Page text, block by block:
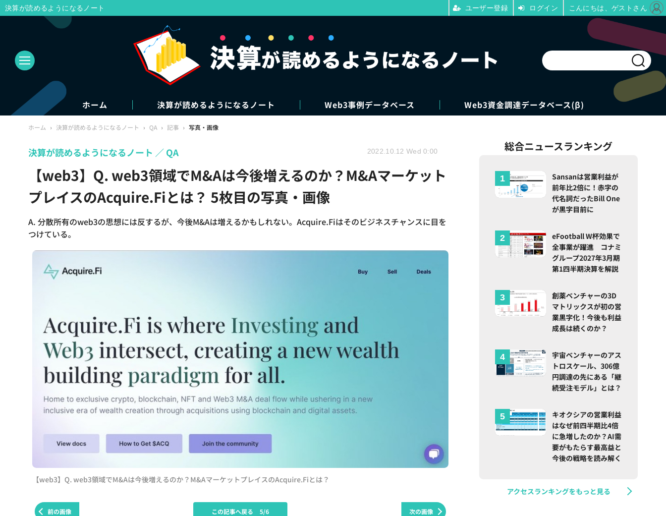
ホーム 決算が読めるようになるノート Web3事例データベース Web3資金調達データベース(β)
ホーム › 決算が読めるようになるノート › QA › 記事 › 写真・画像
【web3】Q. web3領域でM&Aは今後増えるのか？M&Aマーケット
プレイスのAcquire.Fiとは？ 5枚目の写真・画像
A. 分散所有のweb3の思想には反するが、今後M&Aは増えるかもしれない。Acquire.Fiはそのビジネスチャンスに目を
つけている。
決算が読めるようになるノート QA 2022.10.12 Wed 0:00
【web3】Q. web3領域でM&Aは今後増えるのか？M&AマーケットプレイスのAcquire.Fiとは？
前の画像 次の画像
この記事へ戻る 5/6
総合ニュースランキング
Sansanは営業利益が
前年比2倍に！赤字の
代名詞だったBill One
が黒字目前に
eFootball W杯効果で
全事業が躍進 コナミ
グループ2027年3月期
第1四半期決算を解説
創薬ベンチャーの3D
マトリックスが初の営
業黒字化！今後も利益
成長は続くのか？
宇宙ベンチャーのアス
トロスケール、306億
円調達の先にある「継
続受注モデル」とは？
キオクシアの営業利益
はなぜ前四半期比4倍
に急増したのか？AI需
要がもたらす最高益と
今後の戦略を読み解く
アクセスランキングをもっと見る
決算が読めるようになるノート ユーザー登録 ログイン こんにちは、ゲストさん